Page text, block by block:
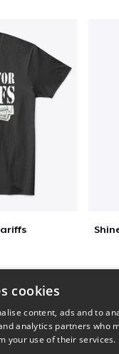
cookies
content, ads and to
analytics partners who
your use of their services.